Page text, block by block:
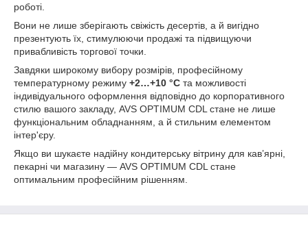
роботі.
Вони не лише зберігають свіжість десертів, а й вигідно
презентують їх, стимулюючи продажі та підвищуючи
привабливість торгової точки.
Завдяки широкому вибору розмірів, професійному
температурному режиму +2…+10 °C та можливості
індивідуального оформлення відповідно до корпоративного
стилю вашого закладу, AVS OPTIMUM CDL стане не лише
функціональним обладнанням, а й стильним елементом
інтер'єру.
Якщо ви шукаєте надійну кондитерську вітрину для кав’ярні,
пекарні чи магазину — AVS OPTIMUM CDL стане
оптимальним професійним рішенням.